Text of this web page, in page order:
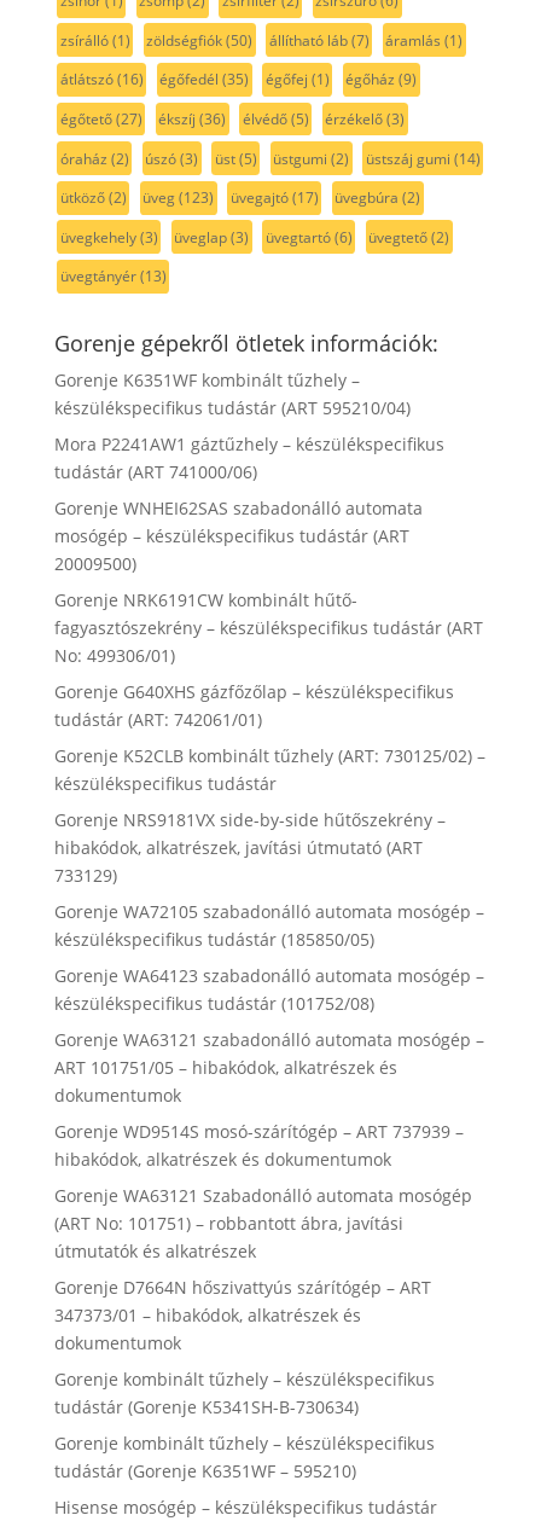
zsírálló(1) zöldségfiók(50) állítható láb(7) áramlás (1)
átlátszó(16) égőfedél (35) égőfej (1) égőház (9)
égőtető(27) ékszíj (36) élvédő(5) érzékelő(3)
óraház (2) úszó(3) üst(5) üstgumi (2) üstszáj gumi (14)
ütköző(2) üveg(123) üvegajtó(17) üvegbúra (2)
üvegkehely(3) üveglap(3) üvegtartó(6) üvegtető(2)
üvegtányér(13)
Gorenje gépekről ötletek információk:
Gorenje K6351WF kombinált tűzhely –
készülékspecifikus tudástár (ART 595210/04)
Mora P2241AW1 gáztűzhely – készülékspecifikus
tudástár (ART 741000/06)
Gorenje WNHEI62SAS szabadonálló automata
mosógép – készülékspecifikus tudástár (ART
20009500)
Gorenje NRK6191CW kombinált hűtő-
fagyasztószekrény – készülékspecifikus tudástár (ART
No: 499306/01)
Gorenje G640XHS gázfőzőlap – készülékspecifikus
tudástár (ART: 742061/01)
Gorenje K52CLB kombinált tűzhely (ART: 730125/02) –
készülékspecifikus tudástár
Gorenje NRS9181VX side-by-side hűtőszekrény –
hibakódok, alkatrészek, javítási útmutató (ART
733129)
Gorenje WA72105 szabadonálló automata mosógép –
készülékspecifikus tudástár (185850/05)
Gorenje WA64123 szabadonálló automata mosógép –
készülékspecifikus tudástár (101752/08)
Gorenje WA63121 szabadonálló automata mosógép –
ART 101751/05 – hibakódok, alkatrészek és
dokumentumok
Gorenje WD9514S mosó-szárítógép – ART 737939 –
hibakódok, alkatrészek és dokumentumok
Gorenje WA63121 Szabadonálló automata mosógép
(ART No: 101751) – robbantott ábra, javítási
útmutatók és alkatrészek
Gorenje D7664N hőszivattyús szárítógép – ART
347373/01 – hibakódok, alkatrészek és
dokumentumok
Gorenje kombinált tűzhely – készülékspecifikus
tudástár (Gorenje K5341SH-B-730634)
Gorenje kombinált tűzhely – készülékspecifikus
tudástár (Gorenje K6351WF – 595210)
Hisense mosógép – készülékspecifikus tudástár